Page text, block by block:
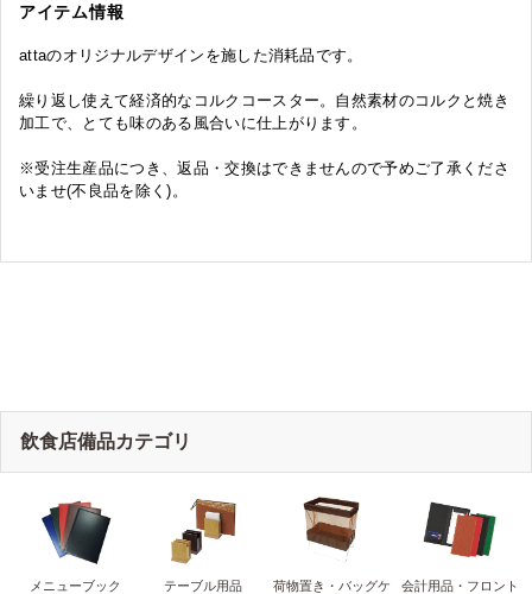
アイテム情報
attaのオリジナルデザインを施した消耗品です。
繰り返し使えて経済的なコルクコースター。自然素材のコルクと焼き
加工で、とても味のある風合いに仕上がります。
※受注生産品につき、返品・交換はできませんので予めご了承くださ
いませ(不良品を除く)。
飲食店備品カテゴリ
メニューブック テーブル用品
荷物置き・バッグケ
会計用品・フロント